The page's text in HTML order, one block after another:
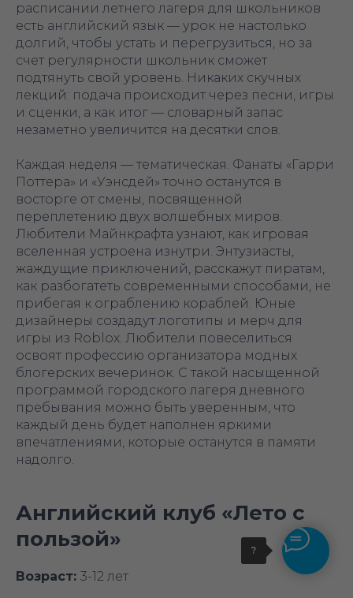
?
расписании летнего лагеря для школьников
есть английский язык — урок не настолько
долгий, чтобы устать и перегрузиться, но за
счет регулярности школьник сможет
подтянуть свой уровень. Никаких скучных
лекций: подача происходит через песни, игры
и сценки, а как итог — словарный запас
незаметно увеличится на десятки слов.
Каждая неделя — тематическая. Фанаты «‎Гарри
Поттера» и «‎Уэнсдей» точно останутся в
восторге от смены, посвященной
переплетению двух волшебных миров.
Любители Майнкрафта узнают, как игровая
вселенная устроена изнутри. Энтузиасты,
жаждущие приключений, расскажут пиратам,
как разбогатеть современными способами, не
прибегая к ограблению кораблей. Юные
дизайнеры создадут логотипы и мерч для
игры из Roblox. Любители повеселиться
освоят профессию организатора модных
блогерских вечеринок. С такой насыщенной
программой городского лагеря дневного
пребывания можно быть уверенным, что
каждый день будет наполнен яркими
впечатлениями, которые останутся в памяти
надолго.
Английский клуб «‎Лето с
пользой»
Возраст: 3-12 лет